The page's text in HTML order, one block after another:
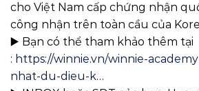
cho Việt Nam cấp chứng nhận
công nhận trên toàn cầu của
▶️ Bạn có thể tham khảo thêm tại
: https://winnie.vn/winnie-
nhat-du-dieu-k…